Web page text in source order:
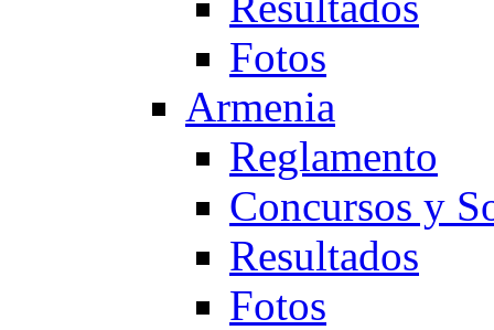
Fotos
Armenia
Reglamento
Concursos y
Resultados
Fotos